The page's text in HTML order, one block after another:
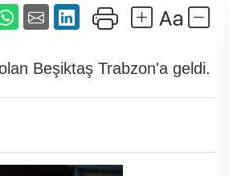
Beşiktaş Trabzon'a geldi.